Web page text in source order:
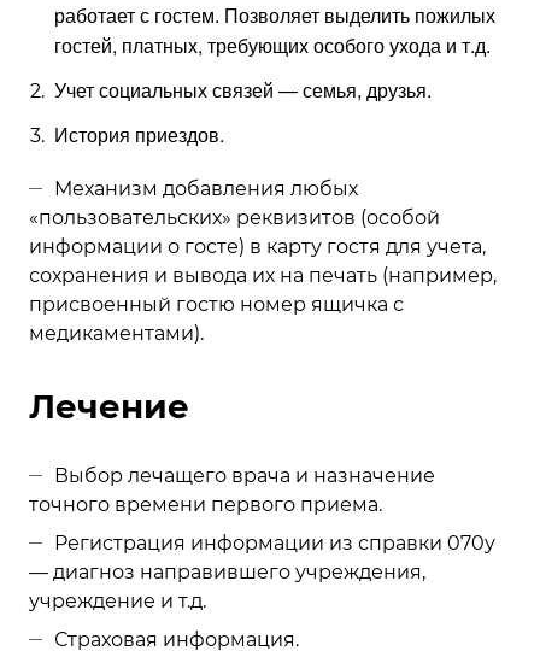
работает с гостем. Позволяет выделить пожилых
гостей, платных, требующих особого ухода и т.д.
Учет социальных связей — семья, друзья.
История приездов.
Механизм добавления любых
«пользовательских» реквизитов (особой
информации о госте) в карту гостя для учета,
сохранения и вывода их на печать (например,
присвоенный гостю номер ящичка с
медикаментами).
Лечение
Выбор лечащего врача и назначение
точного времени первого приема.
Регистрация информации из справки 070у
— диагноз направившего учреждения,
учреждение и т.д.
Страховая информация.